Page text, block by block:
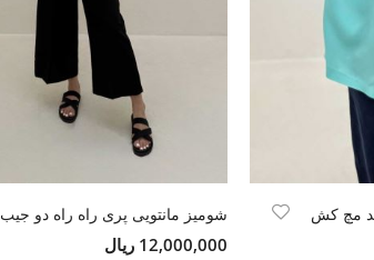
مچ کش شومیز مانتویی پری راه راه دو جیب
12,000,000 ریال